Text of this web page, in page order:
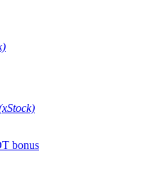
te verdienen.
bonus